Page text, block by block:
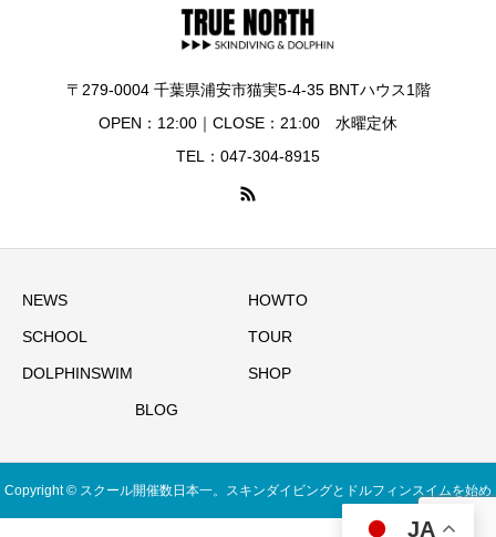
〒279-0004 千葉県浦安市猫実5-4-35 BNTハウス1階
OPEN：12:00｜CLOSE：21:00 水曜定休
TEL：047-304-8915
NEWS HOWTO
SCHOOL TOUR
DOLPHINSWIM SHOP
BLOG
Copyright © スクール開催数日本一。スキンダイビングとドルフィンスイムを始め
JA